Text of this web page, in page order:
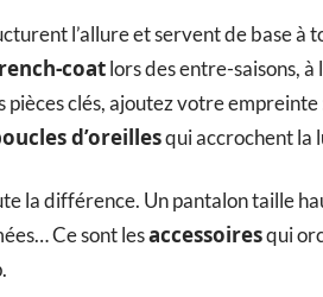
l’allure et servent de base à
coatlors des entre-saisons, à
pièces clés, ajoutez votre
d’oreillesqui accrochent la
la différence. Un pantalon taille
Ce sont lesaccessoiresqui